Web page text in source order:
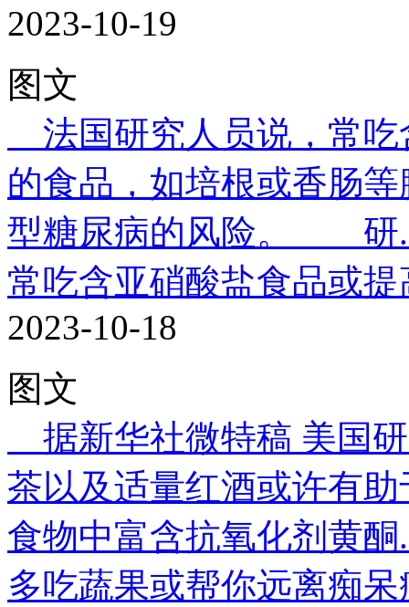
2023-10-19
图文
法国研究人员说，常吃
的食品，如培根或香肠
型糖尿病的风险。 研
常吃含亚硝酸盐食品或
2023-10-18
图文
据新华社微特稿 美国
茶以及适量红酒或许有
食物中富含抗氧化剂黄酮
多吃蔬果或帮你远离痴呆